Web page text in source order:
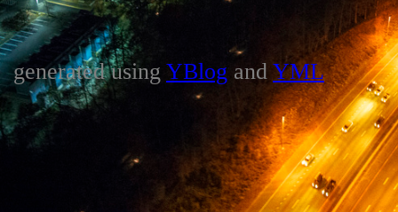
generated using YBlog and YML